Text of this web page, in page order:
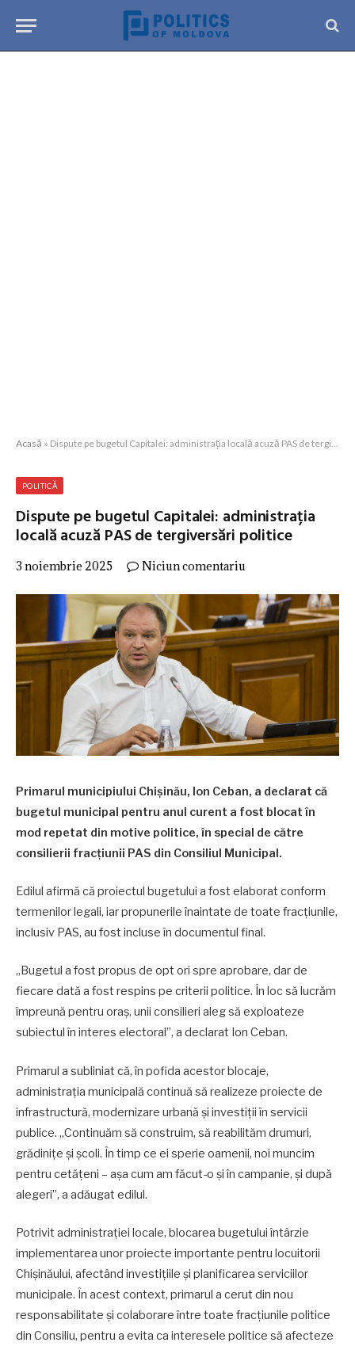
Acasă » Dispute pe bugetul Capitalei: administrația locală acuză PAS de tergiversări politice
POLITICĂ
Dispute pe bugetul Capitalei: administrația
locală acuză PAS de tergiversări politice
3 noiembrie 2025 Niciun comentariu
Primarul municipiului Chișinău, Ion Ceban, a declarat că
bugetul municipal pentru anul curent a fost blocat în
mod repetat din motive politice, în special de către
consilierii fracțiunii PAS din Consiliul Municipal.
Edilul afirmă că proiectul bugetului a fost elaborat conform
termenilor legali, iar propunerile înaintate de toate fracțiunile,
inclusiv PAS, au fost incluse în documentul final.
„Bugetul a fost propus de opt ori spre aprobare, dar de
fiecare dată a fost respins pe criterii politice. În loc să lucrăm
împreună pentru oraș, unii consilieri aleg să exploateze
subiectul în interes electoral”, a declarat Ion Ceban.
Primarul a subliniat că, în pofida acestor blocaje,
administrația municipală continuă să realizeze proiecte de
infrastructură, modernizare urbană și investiții în servicii
publice. „Continuăm să construim, să reabilităm drumuri,
grădinițe și școli. În timp ce ei sperie oamenii, noi muncim
pentru cetățeni – așa cum am făcut-o și în campanie, și după
alegeri”, a adăugat edilul.
Potrivit administrației locale, blocarea bugetului întârzie
implementarea unor proiecte importante pentru locuitorii
Chișinăului, afectând investițiile și planificarea serviciilor
municipale. În acest context, primarul a cerut din nou
responsabilitate și colaborare între toate fracțiunile politice
din Consiliu, pentru a evita ca interesele politice să afecteze